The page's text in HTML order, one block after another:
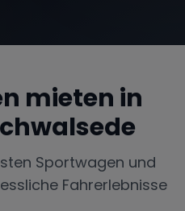
mieten in
Sportwagen und
Fahrerlebnisse